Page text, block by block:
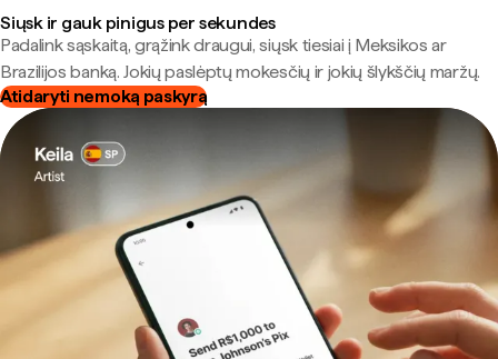
Siųsk ir gauk pinigus per sekundes
Padalink sąskaitą, grąžink draugui, siųsk tiesiai į Meksikos ar
Brazilijos banką. Jokių paslėptų mokesčių ir jokių šlykščių maržų.
Atidaryti nemoką paskyrą